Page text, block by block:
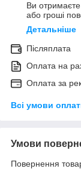
Ви
або гроші
Детальніше
Післяплата
Оплата на
Оплата за
Всі умови
Умови
Повернення